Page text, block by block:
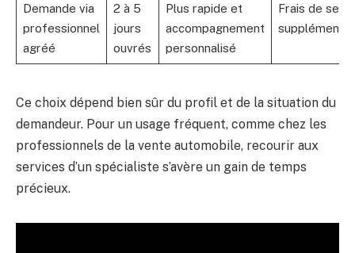
Demande via
professionnel
agréé
2 à 5
jours
ouvrés
Plus rapide et
accompagnement
personnalisé
Frais de
Ce choix dépend bien sûr du profil et de la situation du
demandeur. Pour un usage fréquent, comme chez les
professionnels de la vente automobile, recourir aux
services d’un spécialiste s’avère un gain de temps
précieux.